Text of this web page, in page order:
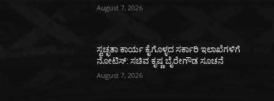
August 7, 2026
ಸ್ವಚ್ಛತಾ ಕಾರ್ಯ ಕೈಗೊಳ್ಳದ ಸರ್ಕಾರಿ ಇಲಾಖೆಗಳಿಗೆ
ನೋಟಿಸ್: ಸಚಿವ ಕೃಷ್ಣ ಬೈರೇಗೌಡ ಸೂಚನೆ
August 7, 2026